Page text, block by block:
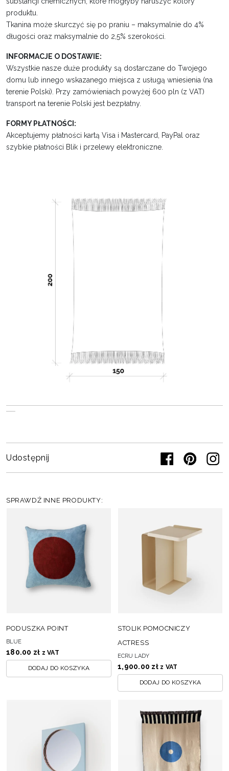
produktu.
Tkanina może skurczyć się po praniu – maksymalnie do 4%
długości oraz maksymalnie do 2,5% szerokości.
INFORMACJE O DOSTAWIE:
Wszystkie nasze duże produkty są dostarczane do Twojego
domu lub innego wskazanego miejsca z usługą wniesienia (na
terenie Polski). Przy zamówieniach powyżej 600 pln (z VAT)
transport na terenie Polski jest bezpłatny.
FORMY PŁATNOŚCI:
Akceptujemy płatności kartą Visa i Mastercard, PayPal oraz
szybkie płatności Blik i przelewy elektroniczne.
Udostępnij
SPRAWDŹ INNE PRODUKTY:
PODUSZKA POINT
BLUE
180.00 zł z VAT
DODAJ DO KOSZYKA
STOLIK POMOCNICZY
ACTRESS
ECRU LADY
1,900.00 zł z VAT
DODAJ DO KOSZYKA